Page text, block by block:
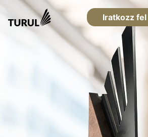
Iratkozz fel